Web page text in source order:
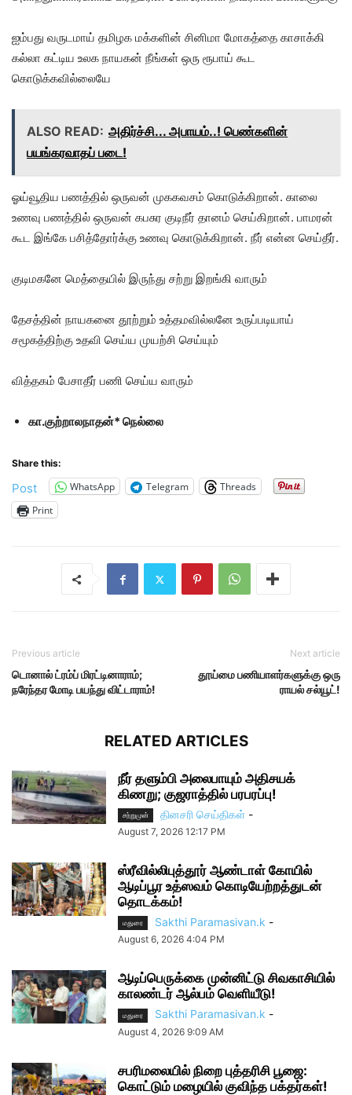
ஐம்பது வருடமாய் தமிழக மக்களின் சினிமா மோகத்தை காசாக்கி
கல்லா கட்டிய உலக நாயகன் நீங்கள் ஒரு ரூபாய் கூட
கொடுக்கவில்லையே
ALSO READ: அதிர்ச்சி... அபாயம்..! பெண்களின்
பயங்கரவாதப் படை!
ஓய்வூதிய பணத்தில் ஒருவன் முககவசம் கொடுக்கிறான். காலை
உணவு பணத்தில் ஒருவன் கபசுர குடிநீர் தானம் செய்கிறான். பாமரன்
கூட இங்கே பசித்தோர்க்கு உணவு கொடுக்கிறான். நீர் என்ன செய்தீர்.
குடிமகனே மெத்தையில் இருந்து சற்று இறங்கி வாரும்
தேசத்தின் நாயகனை தூற்றும் உத்தமவில்லனே உருப்படியாய்
சமூகத்திற்கு உதவி செய்ய முயற்சி செய்யும்
வித்தகம் பேசாதீர் பணி செய்ய வாரும்
கா.குற்றாலநாதன்* நெல்லை
Share this:
Post WhatsApp Telegram
Threads
Print
Previous article
டொனால் ட்ரம்ப் மிரட்டினாராம்;
நரேந்தர மோடி பயந்து விட்டாராம்!
Next article
தூய்மை பணியாளர்களுக்கு ஒரு
ராயல் சல்யூட்!
RELATED ARTICLES
நீர் தளும்பி அலைபாயும் அதிசயக்
கிணறு; குஜராத்தில் பரபரப்பு!
சற்றுமுன் தினசரி செய்திகள் -
August 7, 2026 12:17 PM
ஸ்ரீவில்லிபுத்தூர் ஆண்டாள் கோயில்
ஆடிப்பூர உத்ஸவம் கொடியேற்றத்துடன்
தொடக்கம்!
மதுரை Sakthi Paramasivan.k -
August 6, 2026 4:04 PM
ஆடிப்பெருக்கை முன்னிட்டு சிவகாசியில்
காலண்டர் ஆல்பம் வெளியீடு!
மதுரை Sakthi Paramasivan.k -
August 4, 2026 9:09 AM
சபரிமலையில் நிறை புத்தரிசி பூஜை:
கொட்டும் மழையில் குவிந்த பக்தர்கள்!